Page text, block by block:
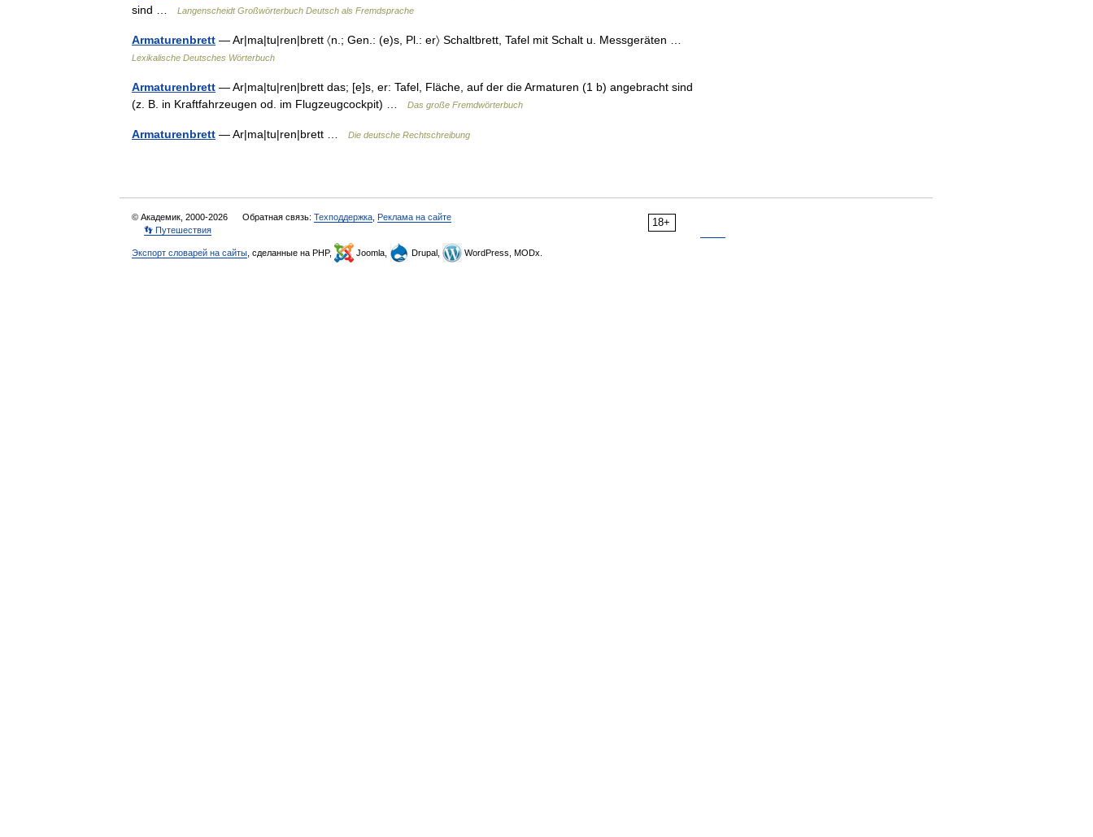
sind …
Langenscheidt Großwörterbuch Deutsch als Fremdsprache
Armaturenbrett — Ar|ma|tu|ren|brett 〈n.; Gen.: (e)s, Pl.: er〉 Schaltbrett, Tafel mit Schalt u. Messgeräten …
Lexikalische Deutsches Wörterbuch
Armaturenbrett — Ar|ma|tu|ren|brett das; [e]s, er: Tafel, Fläche, auf der die Armaturen (1 b) angebracht sind
(z. B. in Kraftfahrzeugen od. im Flugzeugcockpit) …
Das große Fremdwörterbuch
Armaturenbrett — Ar|ma|tu|ren|brett … Die deutsche Rechtschreibung
18+
© Академик, 2000-2026 Обратная связь: Техподдержка Реклама на сайте
👣 Путешествия
Экспорт словарей на сайты , сделанные на PHP, Joomla, Drupal, WordPress, MODx.